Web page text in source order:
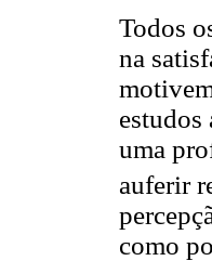
Todos
na
estudos
uma
auferir
como